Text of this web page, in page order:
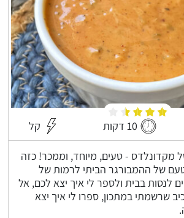
10 דקות קל
מקדונלדס - טעים, מיוחד, וממכר! כזה
של ההמבורגר הביתי לרמות של
לנסות בבית ולספר לי איך יצא לכם, אל
שרשמתי במתכון, ספרו לי איך יצא